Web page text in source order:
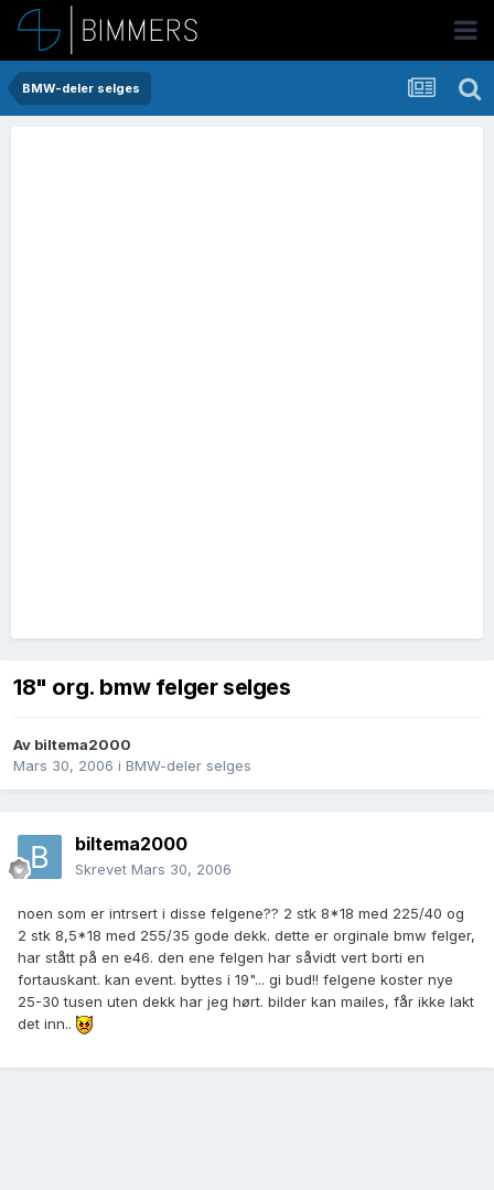
BMW-deler selges
18" org. bmw felger selges
Av biltema2000
Mars 30, 2006 i BMW-deler selges
biltema2000
Skrevet Mars 30, 2006
noen som er intrsert i disse felgene?? 2 stk 8*18 med 225/40 og
2 stk 8,5*18 med 255/35 gode dekk. dette er orginale bmw felger,
har stått på en e46. den ene felgen har såvidt vert borti en
fortauskant. kan event. byttes i 19"... gi bud!! felgene koster nye
25-30 tusen uten dekk har jeg hørt. bilder kan mailes, får ikke lakt
det inn..